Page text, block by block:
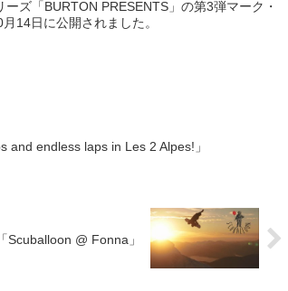
ズ「BURTON PRESENTS」の第3弾マーク・
14日に公開されました。
and endless laps in Les 2 Alpes!‬」
Scuballoon @ Fonna」